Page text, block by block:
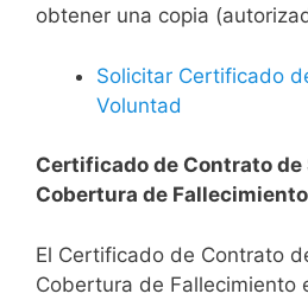
obtener una copia
Solicitar Certificado
Voluntad
Certificado de Contrato de
Cobertura de
El Certificado de Contrato
Cobertura de Fallecimiento